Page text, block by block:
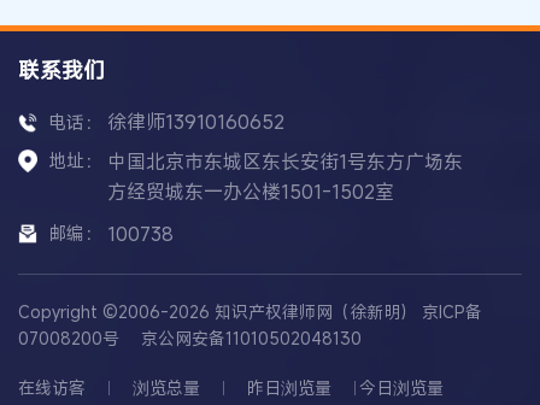
联系我们
电话： 徐律师13910160652
地址：
中国北京市东城区东长安街1号东方广场东
方经贸城东一办公楼1501-1502室
邮编： 100738
Copyright ©2006-2026 知识产权律师网（徐新明） 京ICP备
07008200号
京公网安备11010502048130
在线访客 浏览总量 昨日浏览量 今日浏览量